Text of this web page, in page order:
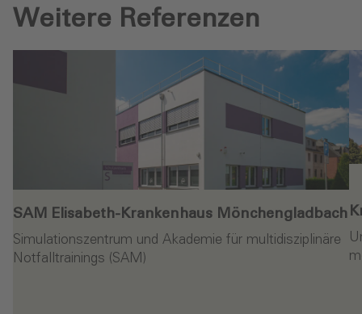
Weitere Referenzen
SAM Elisabeth-Krankenhaus Mönchengladbach‎
Simulationszentrum und Akademie für multidisziplinäre
Notfalltrainings (SAM)